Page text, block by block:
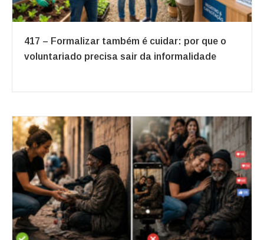
417 – Formalizar também é cuidar: por que o
voluntariado precisa sair da informalidade